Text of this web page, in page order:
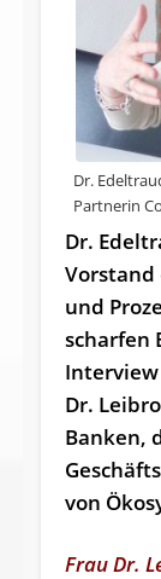
Dr.
Partnerin
Dr.
Vorstand
und
scharfen
Dr.
Banken,
von
Frau Dr.